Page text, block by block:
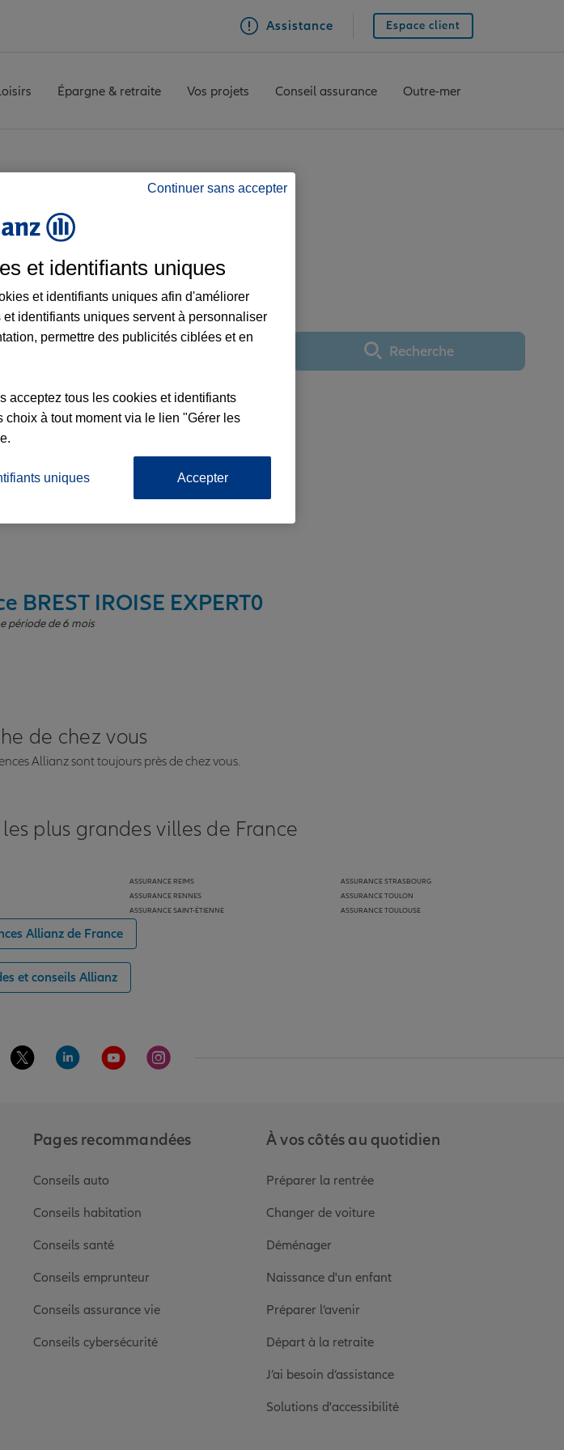
Assistance Espace client
Épargne & retraite Vos projets Conseil assurance Outre-mer
BREST IROISE EXPERT
Utiliser ma positionRecherche
BREST IROISE EXPERT0
période de 6 mois
de chez vous
Allianz sont toujours près de chez vous.
plus grandes villes de France
ASSURANCE REIMS
ASSURANCE RENNES
ASSURANCE SAINT-ÉTIENNE
ASSURANCE STRASBOURG
ASSURANCE TOULON
ASSURANCE TOULOUSE
Allianz de France
et conseils Allianz
sur la page Facebook de Allianz
Aller sur la page Twitter de Allianz
Aller sur la page Linkedin de Allianz
Aller sur la page Youtube de Allianz
Aller sur la page Instagram de Allianz
Pages recommandées
Conseils auto
Conseils habitation
Conseils santé
Conseils emprunteur
Conseils assurance vie
Conseils cybersécurité
À vos côtés au quotidien
Préparer la rentrée
Changer de voiture
Déménager
Naissance d'un enfant
Préparer l’avenir
Départ à la retraite
J’ai besoin d’assistance
Solutions d'accessibilité
Continuer sans accepter
et identifiants uniques
et identifiants uniques afin d'améliorer
identifiants uniques servent à personnaliser
permettre des publicités ciblées et en
acceptez tous les cookies et identifiants
à tout moment via le lien "Gérer les
uniques Accepter